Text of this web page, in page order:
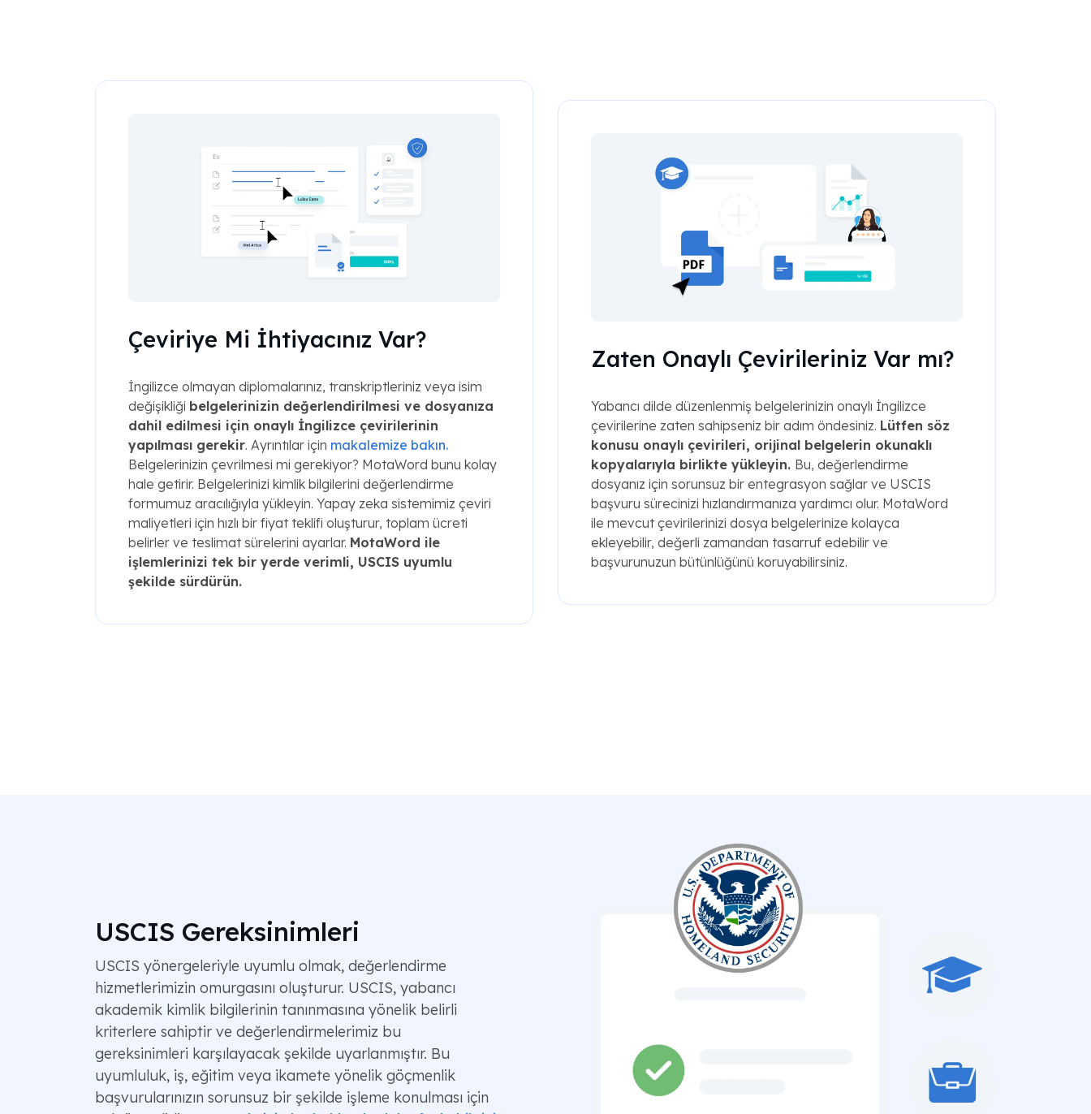
Çeviriye Mi İhtiyacınız Var?
İngilizce olmayan diplomalarınız, transkriptleriniz veya isim
değişikliği belgelerinizin değerlendirilmesi ve dosyanıza
dahil edilmesi için onaylı İngilizce çevirilerinin
yapılması gerekir. Ayrıntılar için makalemize bakın.
Belgelerinizin çevrilmesi mi gerekiyor? MotaWord bunu kolay
hale getirir. Belgelerinizi kimlik bilgilerini değerlendirme
formumuz aracılığıyla yükleyin. Yapay zeka sistemimiz çeviri
maliyetleri için hızlı bir fiyat teklifi oluşturur, toplam ücreti
belirler ve teslimat sürelerini ayarlar. MotaWord ile
işlemlerinizi tek bir yerde verimli, USCIS uyumlu
şekilde sürdürün.
Zaten Onaylı Çevirileriniz Var mı?
Yabancı dilde düzenlenmiş belgelerinizin onaylı İngilizce
çevirilerine zaten sahipseniz bir adım öndesiniz. Lütfen söz
konusu onaylı çevirileri, orijinal belgelerin okunaklı
kopyalarıyla birlikte yükleyin. Bu, değerlendirme
dosyanız için sorunsuz bir entegrasyon sağlar ve USCIS
başvuru sürecinizi hızlandırmanıza yardımcı olur. MotaWord
ile mevcut çevirilerinizi dosya belgelerinize kolayca
ekleyebilir, değerli zamandan tasarruf edebilir ve
başvurunuzun bütünlüğünü koruyabilirsiniz.
USCIS Gereksinimleri
USCIS yönergeleriyle uyumlu olmak, değerlendirme
hizmetlerimizin omurgasını oluşturur. USCIS, yabancı
akademik kimlik bilgilerinin tanınmasına yönelik belirli
kriterlere sahiptir ve değerlendirmelerimiz bu
gereksinimleri karşılayacak şekilde uyarlanmıştır. Bu
uyumluluk, iş, eğitim veya ikamete yönelik göçmenlik
başvurularınızın sorunsuz bir şekilde işleme konulması için